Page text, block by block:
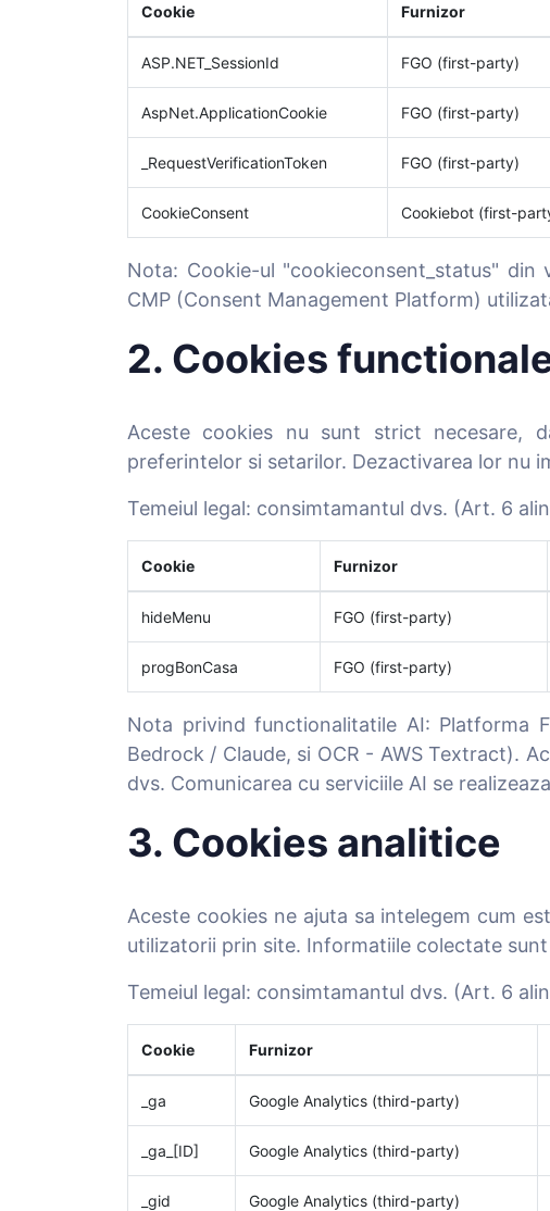
Cookie Furnizor
ASP.NET_SessionId FGO (first-party)
AspNet.ApplicationCookie FGO (first-party)
_RequestVerificationToken FGO (first-party)
CookieConsent Cookiebot (first-
Nota: Cookie-ul "cookieconsent_status"
CMP (Consent Management Platform)
2. Cookies
Aceste cookies nu sunt strict necesare,
preferintelor si setarilor. Dezactivarea lor nu
Temeiul legal: consimtamantul dvs. (Art. 6
Cookie Furnizor
hideMenu FGO (first-party)
progBonCasa FGO (first-party)
Nota privind functionalitatile AI: Platforma
Bedrock / Claude, si OCR - AWS Textract).
dvs. Comunicarea cu serviciile AI se
3. Cookies analitice
Aceste cookies ne ajuta sa intelegem cum
utilizatorii prin site. Informatiile colectate
Temeiul legal: consimtamantul dvs. (Art. 6
Cookie Furnizor
_ga Google Analytics (third-party)
_ga_[ID] Google Analytics (third-party)
_gid Google Analytics (third-party)